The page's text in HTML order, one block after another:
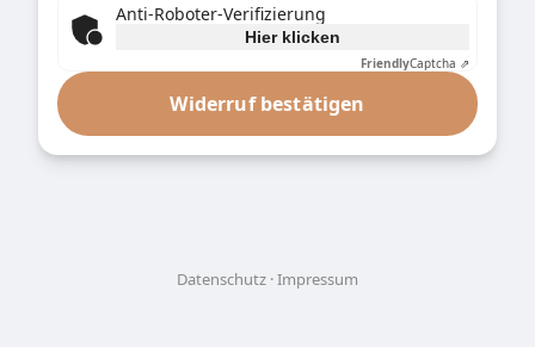
Anti-Roboter-Verifizierung
Hier klicken
FriendlyCaptcha ⇗
Widerruf bestätigen
Datenschutz Impressum